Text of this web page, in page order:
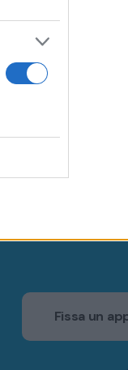
è un
vincoli esclusivi...
Continua
Fissa un